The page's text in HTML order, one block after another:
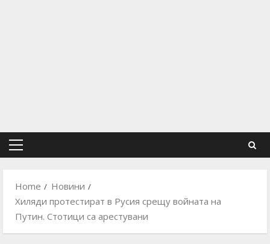
Primary
Home
Новини
Хиляди протестират в Русия срещу войната на
Путин. Стотици са арестувани